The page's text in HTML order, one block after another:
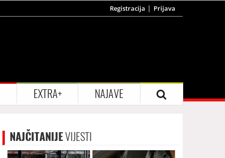
Registracija Prijava
EXTRA+ NAJAVE
NAJČITANIJEVIJESTI